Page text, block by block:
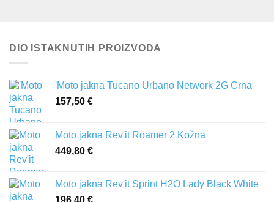
DIO ISTAKNUTIH PROIZVODA
'Moto jakna Tucano Urbano Network 2G Crna
157,50 €
Moto jakna Rev'it Roamer 2 Kožna
449,80 €
Moto jakna Rev'it Sprint H2O Lady Black White